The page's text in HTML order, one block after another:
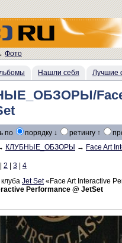
Фото
Нашли себя Лучшие
Face
по порядку ↓ ретингу ↑
КЛУБНЫЕ_ОБЗОРЫ → Face Art
2 3
4
Jet Set«Face Art Interactive
Performance @ JetSet